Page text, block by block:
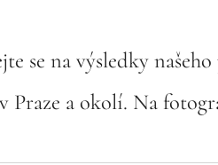
se na výsledky
v Praze a okolí. Na